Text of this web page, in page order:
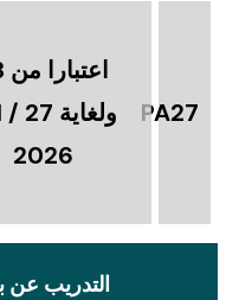
PA27
اعتبارا من 23
2026
التدريب عن